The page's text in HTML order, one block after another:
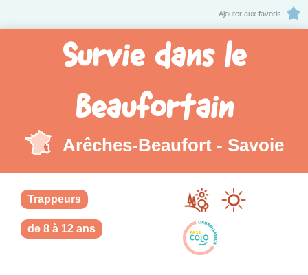
Ajouter aux favoris
Survie dans le
Beaufortain
Arêches-Beaufort - Savoie
Trappeurs
de 8 à 12 ans